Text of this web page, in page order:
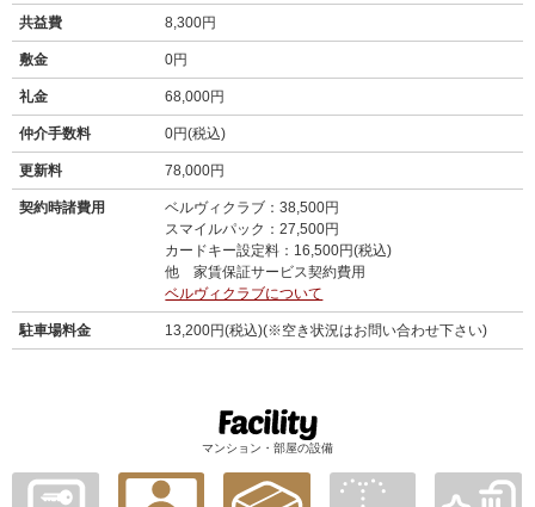
共益費 8,300円
敷金 0円
礼金 68,000円
仲介手数料 0円(税込)
更新料 78,000円
契約時諸費用
ベルヴィクラブ：38,500円
スマイルパック：27,500円
カードキー設定料：16,500円(税込)
他 家賃保証サービス契約費用
ベルヴィクラブについて
駐車場料金 13,200円(税込)(※空き状況はお問い合わせ下さい)
マンション・部屋の設備